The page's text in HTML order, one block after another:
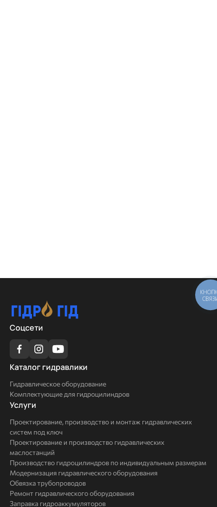
Соцсети
Каталог
Каталог гидравлики
Гидравлическое оборудование
Комплектующие для гидроцилиндров
Услуги
Услуги
Проектирование, производство и монтаж гидравлических
систем под ключ
Проектирование и производство гидравлических
маслостанций
Производство гидроцилиндров по индивидуальным размерам
Модернизация гидравлического оборудования
Обвязка трубопроводов
Ремонт гидравлического оборудования
Заправка гидроаккумуляторов